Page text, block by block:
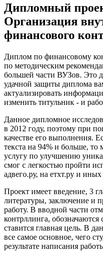
Дипломный
Организация
финансового
Диплом по финансовому
по методическим
большей части ВУЗов. Это
удачной защиты диплома
актуализировать
изменить титульник - и
Данное дипломное
в 2012 году, поэтому при
качестве его выполнения.
текста на 94% и больше,
услугу по улучшению
смог с легкостью пройти
адвего.ру, на етхт.ру и иных
Проект имеет введение, 3
литературы, заключение и
работу. В вводной части
контрллинга, обозначаются
ставится главная цель. В
все самое основное, чего
результате написания